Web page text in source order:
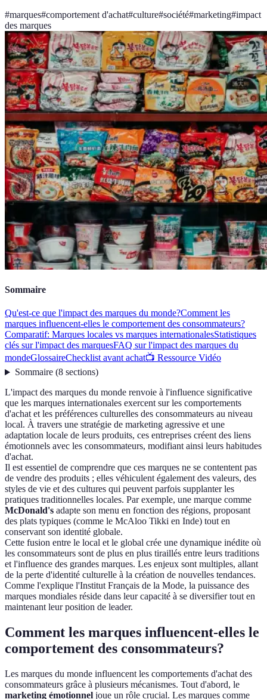
#marques#comportement d'achat#culture#société#marketing#impact
des marques
Sommaire
Qu'est-ce que l'impact des marques du monde?Comment les
marques influencent-elles le comportement des consommateurs?
Comparatif: Marques locales vs marques internationalesStatistiques
clés sur l'impact des marquesFAQ sur l'impact des marques du
mondeGlossaireChecklist avant achat📺 Ressource Vidéo
Sommaire(8 sections)
L'impact des marques du monde renvoie à l'influence significative
que les marques internationales exercent sur les comportements
d'achat et les préférences culturelles des consommateurs au niveau
local. À travers une stratégie de marketing agressive et une
adaptation locale de leurs produits, ces entreprises créent des liens
émotionnels avec les consommateurs, modifiant ainsi leurs habitudes
d'achat.
Il est essentiel de comprendre que ces marques ne se contentent pas
de vendre des produits ; elles véhiculent également des valeurs, des
styles de vie et des cultures qui peuvent parfois supplanter les
pratiques traditionnelles locales. Par exemple, une marque comme
McDonald's adapte son menu en fonction des régions, proposant
des plats typiques (comme le McAloo Tikki en Inde) tout en
conservant son identité globale.
Cette fusion entre le local et le global crée une dynamique inédite où
les consommateurs sont de plus en plus tiraillés entre leurs traditions
et l'influence des grandes marques. Les enjeux sont multiples, allant
de la perte d'identité culturelle à la création de nouvelles tendances.
Comme l'explique l'Institut Français de la Mode, la puissance des
marques mondiales réside dans leur capacité à se diversifier tout en
maintenant leur position de leader.
Comment les marques influencent-elles le
comportement des consommateurs?
Les marques du monde influencent les comportements d'achat des
consommateurs grâce à plusieurs mécanismes. Tout d'abord, le
marketing émotionnel joue un rôle crucial. Les marques comme